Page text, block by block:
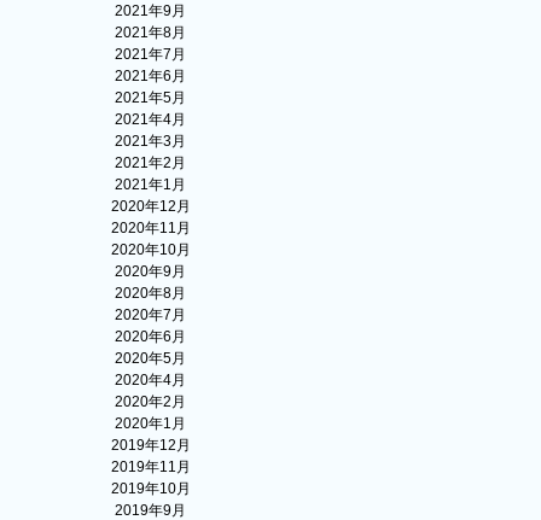
2021年9月
2021年8月
2021年7月
2021年6月
2021年5月
2021年4月
2021年3月
2021年2月
2021年1月
2020年12月
2020年11月
2020年10月
2020年9月
2020年8月
2020年7月
2020年6月
2020年5月
2020年4月
2020年2月
2020年1月
2019年12月
2019年11月
2019年10月
2019年9月